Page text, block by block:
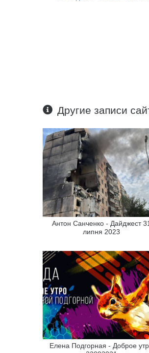
Другие записи
Антон Санченко - Дайджест 31
липня 2023
Елена Подгорная - Доброе